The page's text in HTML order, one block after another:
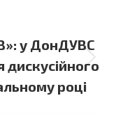
у ДонДУВС
дискусійного
році